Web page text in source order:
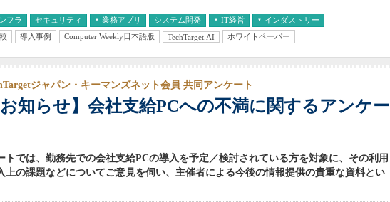
フラ セキュリティ 業務アプリ
イズAI
システム開発 IT経営
経営とIT
インダストリー
医療IT
導入事例 Computer Weekly日本語版 TechTarget.AI ホワイトペーパー
お知らせ】会社支給PCへの不満に関するアンケー
ジャパン・キーマンズネット会員 共同アンケート
トでは、勤務先での会社支給PCの導入を予定／検討されている方を対象に、その利用
上の課題などについてご意見を伺い、主催者による今後の情報提供の貴重な資料とい